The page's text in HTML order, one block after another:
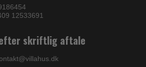
12533691
efter skriftlig aftale